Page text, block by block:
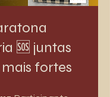
🆘 juntas
fortes
26 Steps